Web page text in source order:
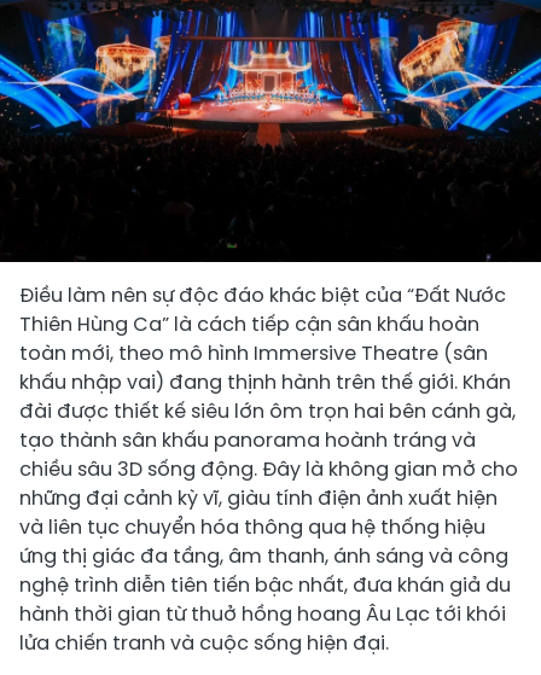
Điều làm nên sự độc đáo khác biệt của “Đất Nước
Thiên Hùng Ca” là cách tiếp cận sân khấu hoàn
toàn mới, theo mô hình Immersive Theatre (sân
khấu nhập vai) đang thịnh hành trên thế giới. Khán
đài được thiết kế siêu lớn ôm trọn hai bên cánh gà,
tạo thành sân khấu panorama hoành tráng và
chiều sâu 3D sống động. Đây là không gian mở cho
những đại cảnh kỳ vĩ, giàu tính điện ảnh xuất hiện
và liên tục chuyển hóa thông qua hệ thống hiệu
ứng thị giác đa tầng, âm thanh, ánh sáng và công
nghệ trình diễn tiên tiến bậc nhất, đưa khán giả du
hành thời gian từ thuở hồng hoang Âu Lạc tới khói
lửa chiến tranh và cuộc sống hiện đại.